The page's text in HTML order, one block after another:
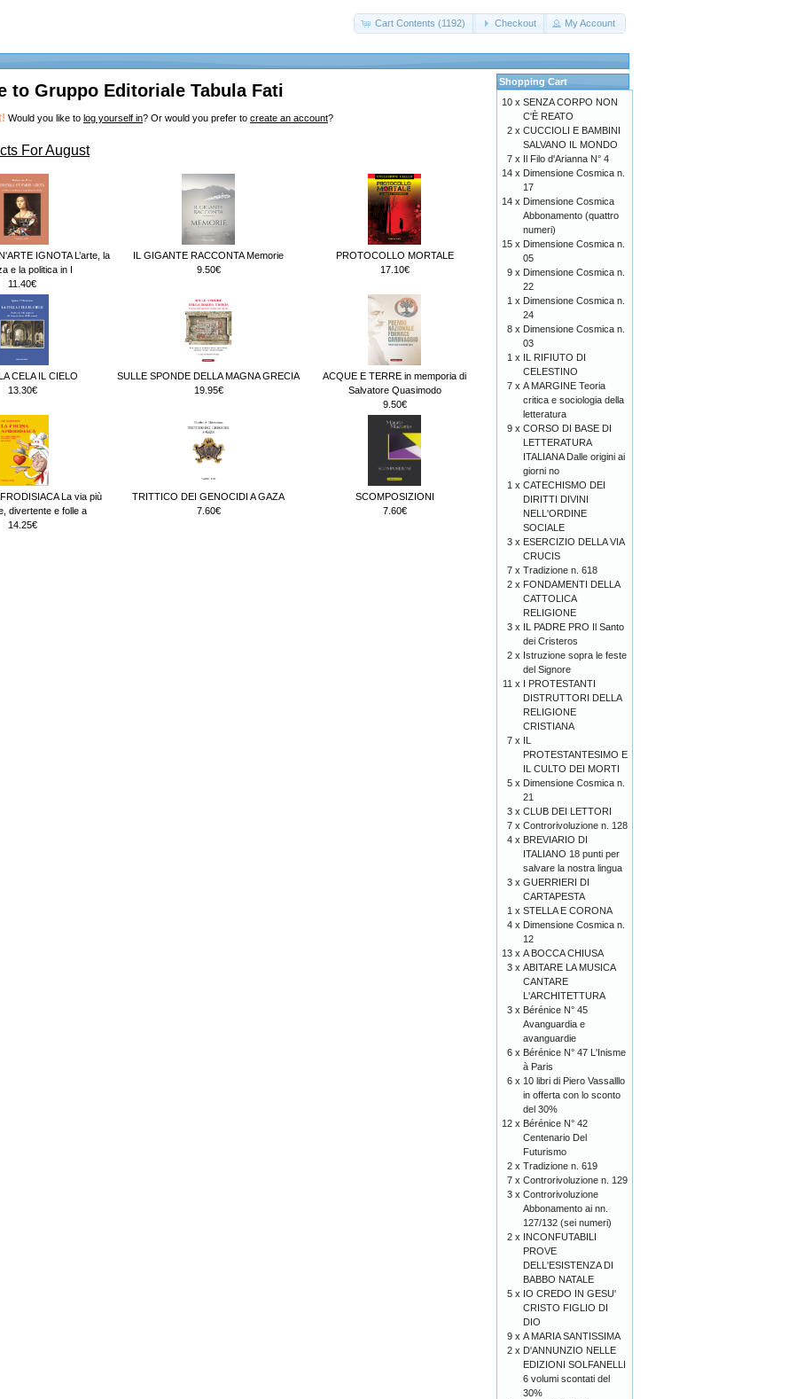
Cart Contents (1192) Checkout My Account
to Gruppo Editoriale Tabula Fati
Would you like to log yourself in? Or would you prefer to create an account?
For August
IGNOTA L’arte, la
e la politica in I
11.40€
IL GIGANTE RACCONTA Memorie
9.50€
PROTOCOLLO MORTALE
17.10€
CELA IL CIELO
13.30€
SULLE SPONDE DELLA MAGNA GRECIA
19.95€
ACQUE E TERRE in memporia di
Salvatore Quasimodo
9.50€
La via più
divertente e folle a
14.25€
TRITTICO DEI GENOCIDI A GAZA
7.60€
SCOMPOSIZIONI
7.60€
Shopping Cart
10 x SENZA CORPO NON
C'È REATO
2 x CUCCIOLI E BAMBINI
SALVANO IL MONDO
7 x Il Filo d'Arianna N° 4
14 x Dimensione Cosmica n.
17
14 x Dimensione Cosmica
Abbonamento (quattro
numeri)
15 x Dimensione Cosmica n.
05
9 x Dimensione Cosmica n.
22
1 x Dimensione Cosmica n.
24
8 x Dimensione Cosmica n.
03
1 x IL RIFIUTO DI
CELESTINO
7 x A MARGINE Teoria
critica e sociologia della
letteratura
9 x CORSO DI BASE DI
LETTERATURA
ITALIANA Dalle origini ai
giorni no
1 x CATECHISMO DEI
DIRITTI DIVINI
NELL'ORDINE
SOCIALE
3 x ESERCIZIO DELLA VIA
CRUCIS
7 x Tradizione n. 618
2 x FONDAMENTI DELLA
CATTOLICA
RELIGIONE
3 x IL PADRE PRO Il Santo
dei Cristeros
2 x Istruzione sopra le feste
del Signore
11 x I PROTESTANTI
DISTRUTTORI DELLA
RELIGIONE
CRISTIANA
7 x IL
PROTESTANTESIMO E
IL CULTO DEI MORTI
5 x Dimensione Cosmica n.
21
3 x CLUB DEI LETTORI
7 x Controrivoluzione n. 128
4 x BREVIARIO DI
ITALIANO 18 punti per
salvare la nostra lingua
3 x GUERRIERI DI
CARTAPESTA
1 x STELLA E CORONA
4 x Dimensione Cosmica n.
12
13 x A BOCCA CHIUSA
3 x ABITARE LA MUSICA
CANTARE
L'ARCHITETTURA
3 x Bérénice N° 45
Avanguardia e
avanguardie
6 x Bérénice N° 47 L'Inisme
à Paris
6 x 10 libri di Piero Vassalllo
in offerta con lo sconto
del 30%
12 x Bérénice N° 42
Centenario Del
Futurismo
2 x Tradizione n. 619
7 x Controrivoluzione n. 129
3 x Controrivoluzione
Abbonamento ai nn.
127/132 (sei numeri)
2 x INCONFUTABILI
PROVE
DELL'ESISTENZA DI
BABBO NATALE
5 x IO CREDO IN GESU'
CRISTO FIGLIO DI
DIO
9 x A MARIA SANTISSIMA
2 x D'ANNUNZIO NELLE
EDIZIONI SOLFANELLI
6 volumi scontati del
30%